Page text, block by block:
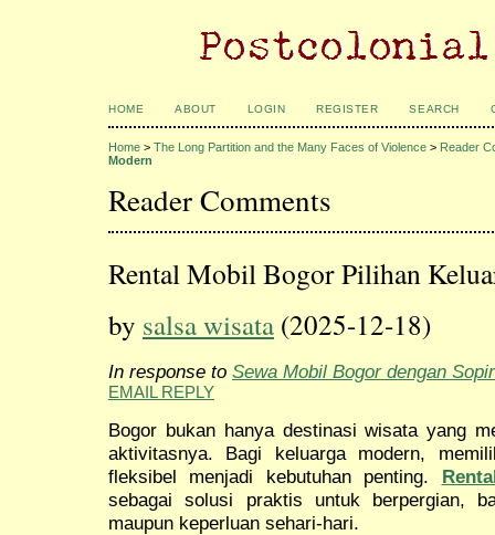
HOME ABOUT LOGIN REGISTER SEARCH
Home > The Long Partition and the Many Faces of Violence > Reader
Modern
Reader Comments
Rental Mobil Bogor Pilihan
by salsa wisata (2025-12-18)
In response to Sewa Mobil Bogor dengan
EMAIL REPLY
Bogor bukan hanya destinasi wisata yang
aktivitasnya. Bagi keluarga modern,
fleksibel menjadi kebutuhan penting.
sebagai solusi praktis untuk berpergian,
maupun keperluan sehari-hari.